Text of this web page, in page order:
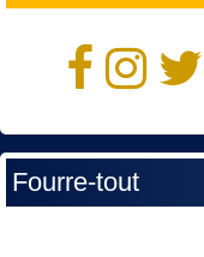
Fourre-tout